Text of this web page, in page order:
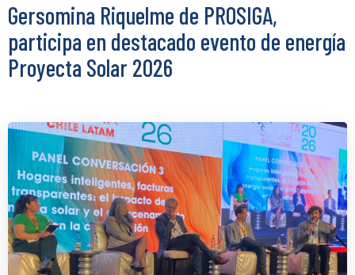
Gersomina Riquelme de PROSIGA,
participa en destacado evento de energía
Proyecta Solar 2026